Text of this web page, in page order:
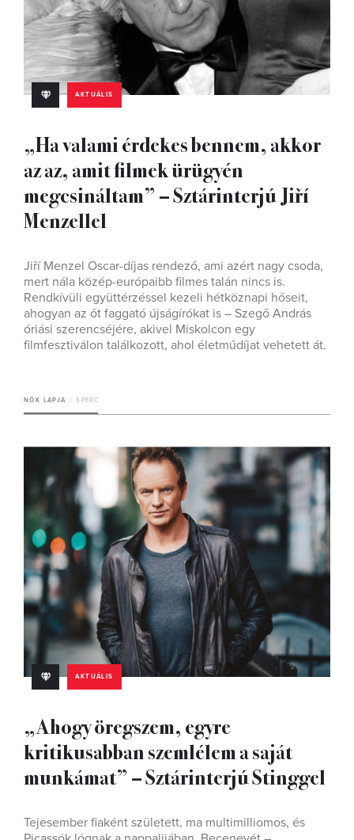
AKTUÁLIS
„Ha valami érdekes bennem, akkor
az az, amit ﬁlmek ürügyén
megcsináltam” – Sztárinterjú Jiří
Menzellel
Jiří Menzel Oscar-díjas rendező, ami azért nagy csoda,
mert nála közép-európaibb ﬁlmes talán nincs is.
Rendkívüli együttérzéssel kezeli hétköznapi hőseit,
ahogyan az őt faggató újságírókat is – Szegő András
óriási szerencséjére, akivel Miskolcon egy
ﬁlmfesztiválon találkozott, ahol életműdíjat vehetett át.
NŐK LAPJA 5 PERC
AKTUÁLIS
„Ahogy öregszem, egyre
kritikusabban szemlélem a saját
munkámat” – Sztárinterjú Stinggel
Tejesember fiaként született, ma multimilliomos, és